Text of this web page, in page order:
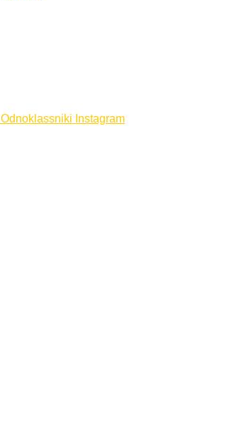
Odnoklassniki Instagram